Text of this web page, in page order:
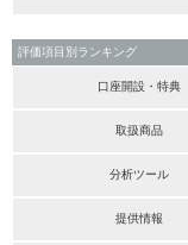
評価項目別ランキング
口座開設・特典
取扱商品
分析ツール
提供情報